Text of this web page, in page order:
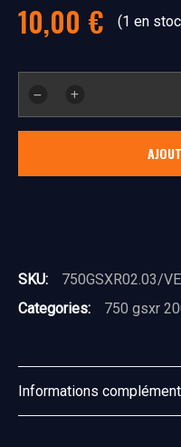
10,00 € (1 en
verrou
SKU:
750GSXR02.03/
Categories:
750 gsxr
Informations